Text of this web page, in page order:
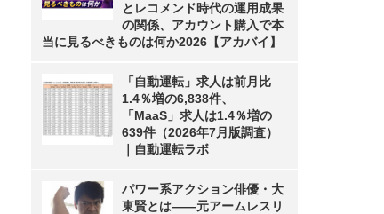
とレコメンド時代の運用成果
の関係、アカウント購入で本
当に見るべきものは何か2026【アカバイ】
「自動運転」求人は前月比
1.4％増の6,838件、
「MaaS」求人は1.4％増の
639件（2026年7月版調査）
｜自動運転ラボ
パワー系アクション俳優・大
東賢とは――元アームレスリ